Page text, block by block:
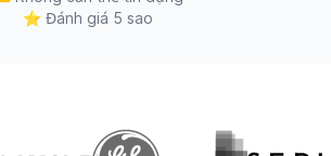
⭐ Đánh giá 5 sao